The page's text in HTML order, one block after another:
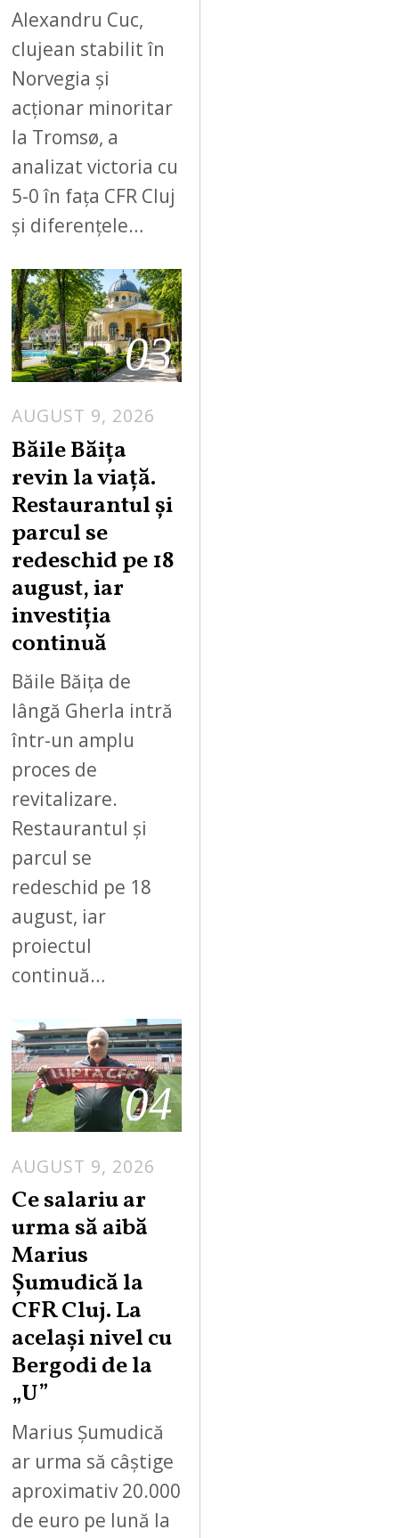
Alexandru Cuc,
clujean stabilit în
Norvegia și
acționar minoritar
la Tromsø, a
analizat victoria cu
5-0 în fața CFR Cluj
și diferențele…
03
AUGUST 9, 2026
S
9
Băile Băița
revin la viață.
Restaurantul și
parcul se
redeschid pe 18
august, iar
investiția
continuă
Băile Băița de
lângă Gherla intră
într-un amplu
proces de
revitalizare.
Restaurantul și
parcul se
redeschid pe 18
august, iar
proiectul
continuă…
04
AUGUST 9, 2026
Ce salariu ar
urma să aibă
Marius
Șumudică la
CFR Cluj. La
același nivel cu
Bergodi de la
„U”
Marius Șumudică
ar urma să câștige
aproximativ 20.000
de euro pe lună la